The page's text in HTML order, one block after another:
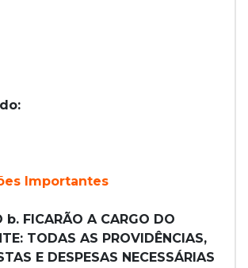
Importantes
b. FICARÃO A CARGO DO
TODAS AS PROVIDÊNCIAS,
E DESPESAS NECESSÁRIAS